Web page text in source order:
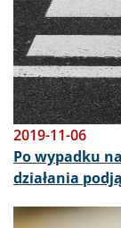
2019-11-06
Po wypadku
działania
Obraz